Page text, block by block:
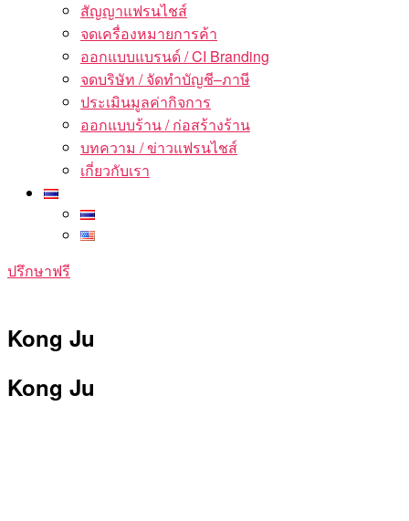
สัญญาแฟรนไชส์
จดเครื่องหมายการค้า
ออกแบบแบรนด์ / CI Branding
จดบริษัท / จัดทำบัญชี–ภาษี
ประเมินมูลค่ากิจการ
ออกแบบร้าน / ก่อสร้างร้าน
บทความ / ข่าวแฟรนไชส์
เกี่ยวกับเรา
ปรึกษาฟรี
Kong Ju
Kong Ju